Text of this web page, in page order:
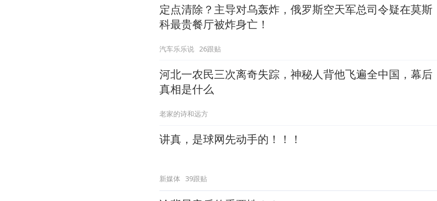
定点清除？主导对乌轰炸，俄罗斯空天军总司令疑在莫斯
科最贵餐厅被炸身亡！
汽车乐乐说 26跟贴
河北一农民三次离奇失踪，神秘人背他飞遍全中国，幕后
真相是什么
老家的诗和远方
讲真，是球网先动手的！！！
新媒体 39跟贴